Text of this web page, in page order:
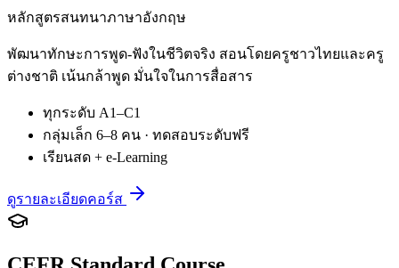
หลักสูตรสนทนาภาษาอังกฤษ
พัฒนาทักษะการพูด-ฟังในชีวิตจริง สอนโดยครูชาวไทยและครู
ต่างชาติ เน้นกล้าพูด มั่นใจในการสื่อสาร
ทุกระดับ A1–C1
กลุ่มเล็ก 6–8 คน · ทดสอบระดับฟรี
เรียนสด + e-Learning
ดูรายละเอียดคอร์ส